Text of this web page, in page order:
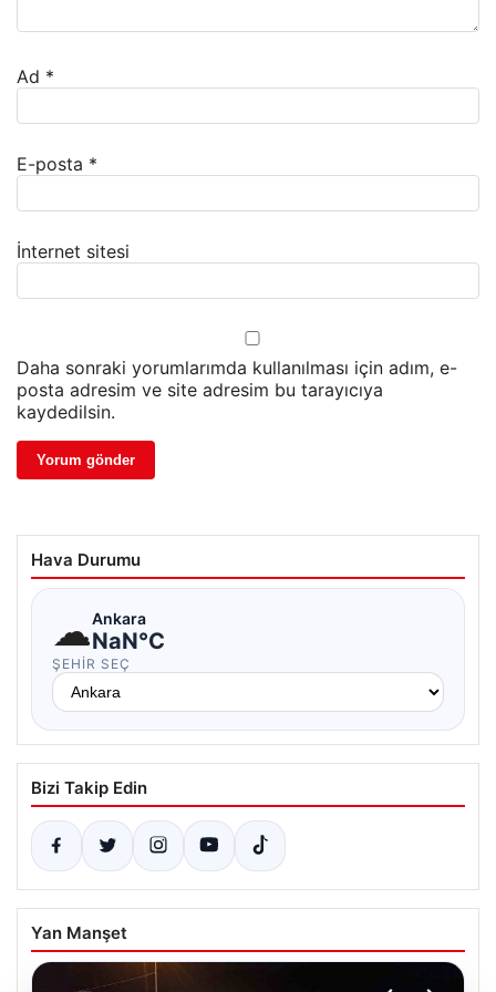
Ad *
E-posta *
İnternet sitesi
Daha sonraki yorumlarımda kullanılması için adım, e-
posta adresim ve site adresim bu tarayıcıya
kaydedilsin.
Hava Durumu
☁Ankara
NaN°C
ŞEHIR SEÇ
Bizi Takip Edin
Yan Manşet